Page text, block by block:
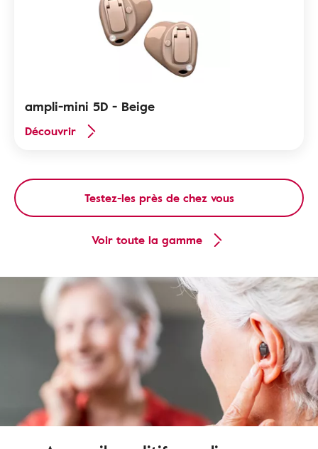
ampli-mini 5D - Beige
Découvrir
Testez-les près de chez vous
Voir toute la gamme